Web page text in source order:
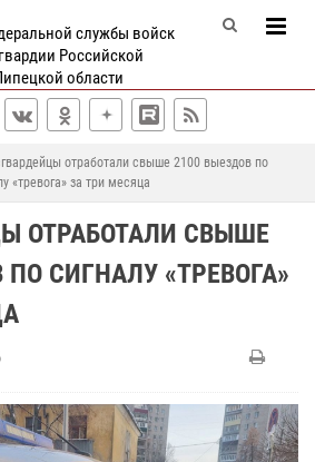
службы войск
Российской
области
отработали свыше 2100 выездов по
«тревога» за три месяца
ОТРАБОТАЛИ СВЫШЕ
ПО СИГНАЛУ «ТРЕВОГА»